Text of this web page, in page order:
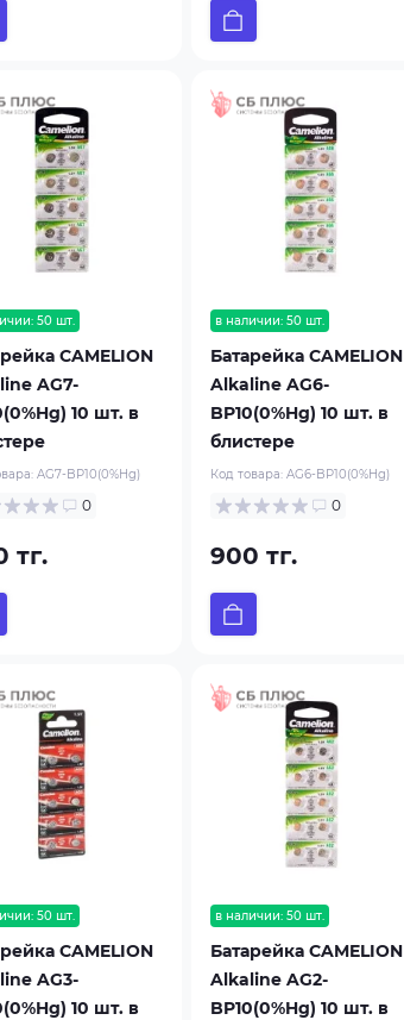
50 шт.
CAMELION
AG7-
10 шт. в
AG7-BP10(0%Hg)
0
тг.
в наличии: 50 шт.
Батарейка CAMELION
Alkaline AG6-
BP10(0%Hg) 10 шт. в
блистере
Код товара: AG6-BP10(0%Hg)
0
900 тг.
50 шт.
CAMELION
AG3-
10 шт. в
в наличии: 50 шт.
Батарейка CAMELION
Alkaline AG2-
BP10(0%Hg) 10 шт. в